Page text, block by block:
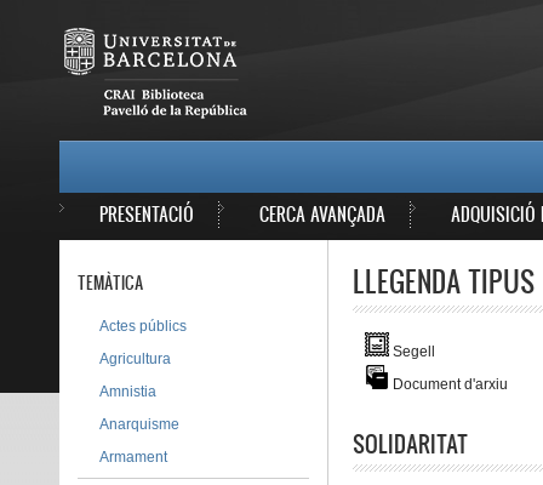
PRESENTACIÓ CERCA AVANÇADA ADQUISICIÓ
LLEGENDA
Segell
Document d'arxiu
SOLIDARITAT
TEMÀTICA
Actes públics
Agricultura
Amnistia
Anarquisme
Armament